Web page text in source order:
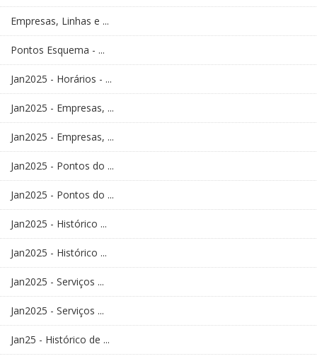
Empresas, Linhas e ...
Pontos Esquema - ...
Jan2025 - Horários - ...
Jan2025 - Empresas, ...
Jan2025 - Empresas, ...
Jan2025 - Pontos do ...
Jan2025 - Pontos do ...
Jan2025 - Histórico ...
Jan2025 - Histórico ...
Jan2025 - Serviços ...
Jan2025 - Serviços ...
Jan25 - Histórico de ...